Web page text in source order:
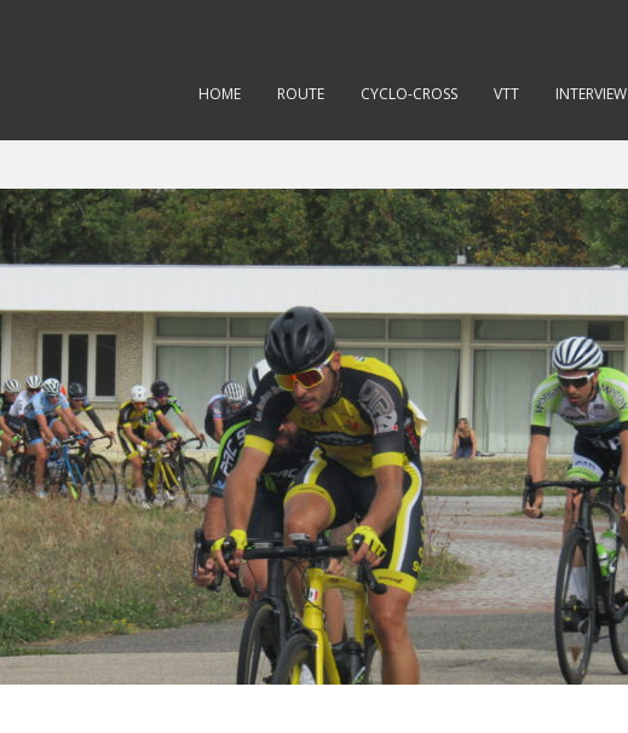
HOME ROUTE CYCLO-CROSS VTT INTERVIEW